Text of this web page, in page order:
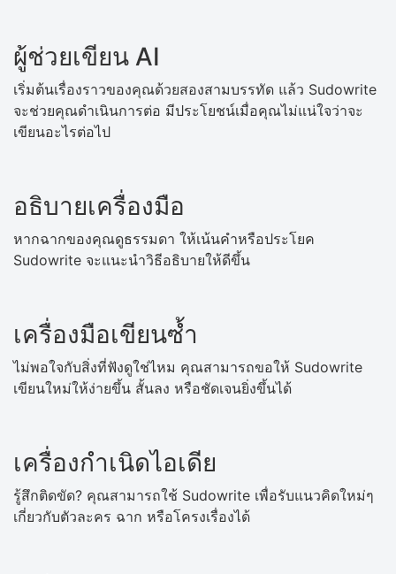
ผู้ช่วยเขียน AI
เริ่มต้นเรื่องราวของคุณด้วยสองสามบรรทัด แล้ว Sudowrite
จะช่วยคุณดำเนินการต่อ มีประโยชน์เมื่อคุณไม่แน่ใจว่าจะ
เขียนอะไรต่อไป
อธิบายเครื่องมือ
หากฉากของคุณดูธรรมดา ให้เน้นคำหรือประโยค
Sudowrite จะแนะนำวิธีอธิบายให้ดีขึ้น
เครื่องมือเขียนซ้ำ
ไม่พอใจกับสิ่งที่ฟังดูใช่ไหม คุณสามารถขอให้ Sudowrite
เขียนใหม่ให้ง่ายขึ้น สั้นลง หรือชัดเจนยิ่งขึ้นได้
เครื่องกำเนิดไอเดีย
รู้สึกติดขัด? คุณสามารถใช้ Sudowrite เพื่อรับแนวคิดใหม่ๆ
เกี่ยวกับตัวละคร ฉาก หรือโครงเรื่องได้